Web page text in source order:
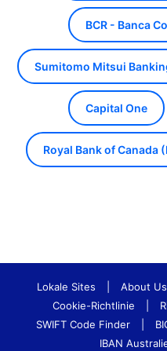
BCR - Banca
Sumitomo Mitsui
Capital One
Royal Bank of Canada
Lokale Sites About Us
Cookie-Richtlinie
SWIFT Code Finder
IBAN